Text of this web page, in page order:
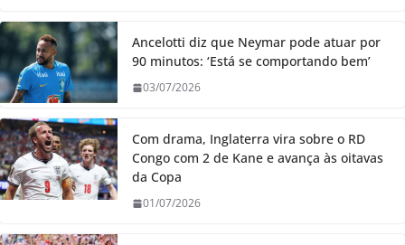
Ancelotti diz que Neymar pode atuar por
90 minutos: ‘Está se comportando bem’
03/07/2026
Com drama, Inglaterra vira sobre o RD
Congo com 2 de Kane e avança às oitavas
da Copa
01/07/2026